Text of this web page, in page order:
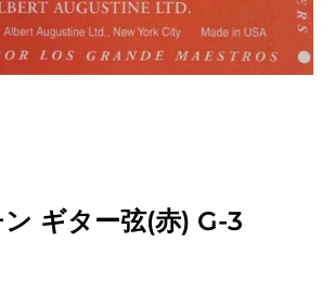
ギター弦(赤) G-3